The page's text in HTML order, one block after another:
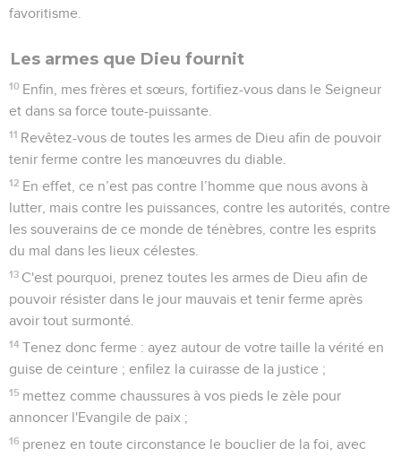
favoritisme.
Les armes que Dieu fournit
10 Enfin, mes frères et sœurs, fortifiez-vous dans le Seigneur
et dans sa force toute-puissante.
11 Revêtez-vous de toutes les armes de Dieu afin de pouvoir
tenir ferme contre les manœuvres du diable.
12 En effet, ce n’est pas contre l’homme que nous avons à
lutter, mais contre les puissances, contre les autorités, contre
les souverains de ce monde de ténèbres, contre les esprits
du mal dans les lieux célestes.
13 C'est pourquoi, prenez toutes les armes de Dieu afin de
pouvoir résister dans le jour mauvais et tenir ferme après
avoir tout surmonté.
14 Tenez donc ferme : ayez autour de votre taille la vérité en
guise de ceinture ; enfilez la cuirasse de la justice ;
15 mettez comme chaussures à vos pieds le zèle pour
annoncer l'Evangile de paix ;
16 prenez en toute circonstance le bouclier de la foi, avec